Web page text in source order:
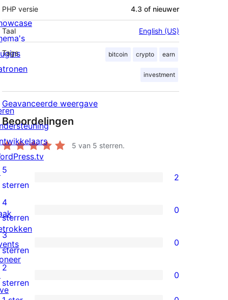
PHP versie 4.3 of nieuwer
Taal English (US)
Tags bitcoin crypto earn
investment
Geavanceerde weergave
Beoordelingen
5 van 5 sterren.
2
5
sterren
beoordeling
5
sterren
2
0
4
sterren
beoordeling
4
sterren
0
0
3
sterren
beoordeling
3
sterren
0
0
2
2
sterren
0